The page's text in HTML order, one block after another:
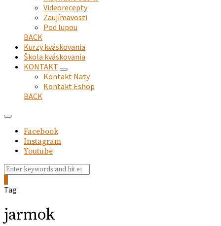
Videorecepty
Zaujímavosti
Pod lupou
BACK
Kurzy kváskovania
Škola kváskovania
KONTAKT
expand
child
menu
Kontakt Naty
Kontakt Eshop
BACK
Facebook
Instagram
Youtube
Search
Search
for:
Tag
jarmok